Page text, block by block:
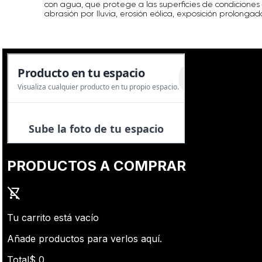
con agua, que protege a las superficies de
abrasión por lluvia, erosión eólica, exposición